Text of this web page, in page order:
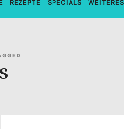
REZEPTE SPECIALS WEITERES